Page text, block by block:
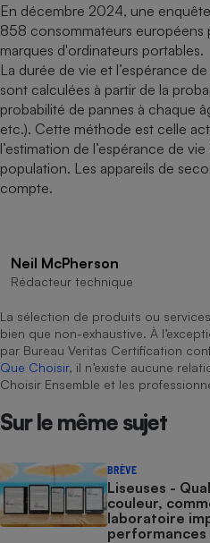
En décembre 2024, une
858 consommateurs européens
marques d'ordinateurs portables.
La durée de vie et l’espérance
sont calculées à partir de la
probabilité de pannes à chaque
etc.). Cette méthode est celle
l’estimation de l’espérance de
population. Les appareils de
compte.
Neil McPherson
Rédacteur technique
La sélection de produits ou
bien que non-exhaustive. À
par Bureau Veritas Certification
Que Choisir, il n’existe aucune
Choisir Ensemble et les
Sur le même sujet
BRÈVE
Liseuses -
couleur,
laboratoire
performances